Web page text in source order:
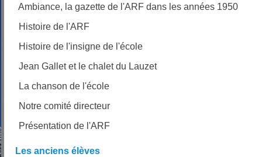
Ambiance, la gazette de l'ARF dans les années 1950
Histoire de l'ARF
Histoire de l'insigne de l'école
Jean Gallet et le chalet du Lauzet
La chanson de l'école
Notre comité directeur
Présentation de l'ARF
Les anciens élèves